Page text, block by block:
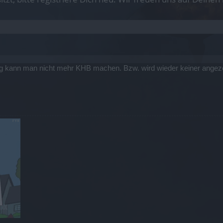
kann man nicht mehr KHB machen. Bzw. wird wieder keiner